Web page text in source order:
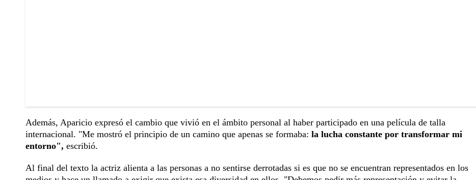
Además, Aparicio expresó el cambio que vivió en el ámbito personal al haber participado en una película de talla
internacional. "Me mostró el principio de un camino que apenas se formaba: la lucha constante por transformar mi
entorno", escribió.
Al final del texto la actriz alienta a las personas a no sentirse derrotadas si es que no se encuentran representados en los